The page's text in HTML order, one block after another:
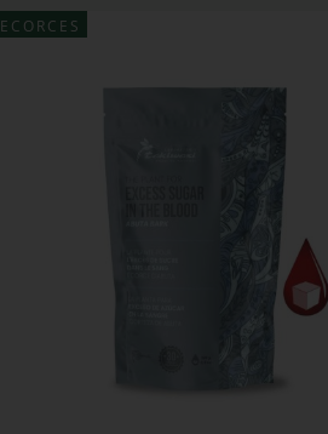
ECORCES